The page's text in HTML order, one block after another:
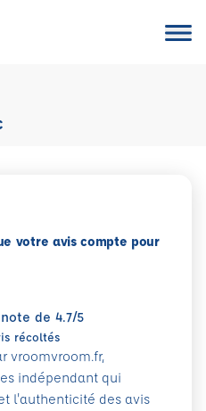
votre avis compte pour
de 4.7/5
récoltés
vroomvroom.fr,
indépendant qui
l'authenticité des avis